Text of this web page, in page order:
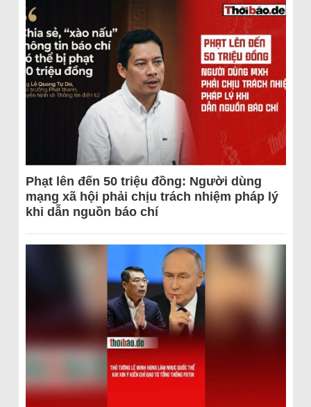
Phạt lên đến 50 triệu đồng: Người dùng
mạng xã hội phải chịu trách nhiệm pháp lý
khi dẫn nguồn báo chí